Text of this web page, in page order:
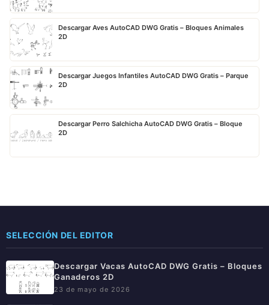
Descargar Aves AutoCAD DWG Gratis – Bloques Animales
2D
Descargar Juegos Infantiles AutoCAD DWG Gratis – Parque
2D
Descargar Perro Salchicha AutoCAD DWG Gratis – Bloque
2D
SELECCIÓN DEL EDITOR
Descargar Vacas AutoCAD DWG Gratis – Bloques
Ganaderos 2D
23 de mayo de 2026